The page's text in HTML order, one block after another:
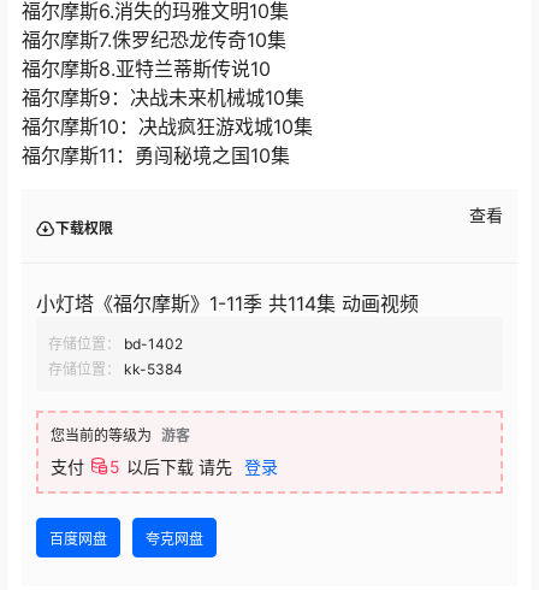
福尔摩斯6.消失的玛雅文明10集
福尔摩斯7.侏罗纪恐龙传奇10集
福尔摩斯8.亚特兰蒂斯传说10
福尔摩斯9：决战未来机械城10集
福尔摩斯10：决战疯狂游戏城10集
福尔摩斯11：勇闯秘境之国10集
下载权限
查看
小灯塔《福尔摩斯》1-11季 共114集 动画视频
存储位置：
bd-1402
存储位置：
kk-5384
您当前的等级为 游客
支付 5 以后下载 请先 登录
百度网盘 夸克网盘